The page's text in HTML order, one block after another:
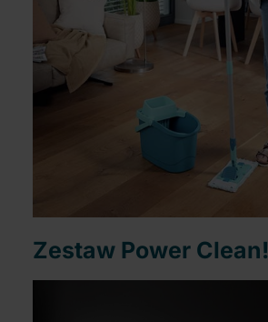
Zestaw Power Clean!